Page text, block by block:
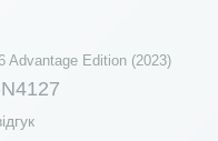
Advantage Edition (2023)